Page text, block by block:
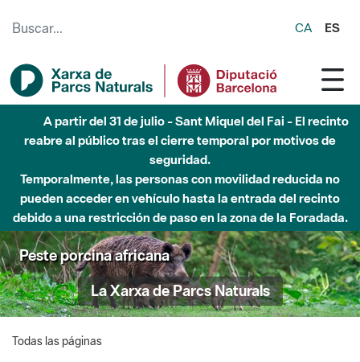
CA ES
A partir del 31 de julio - Sant Miquel del Fai - El recinto
reabre al público tras el cierre temporal por motivos de
seguridad.
Temporalmente, las personas con movilidad reducida no
pueden acceder en vehículo hasta la entrada del recinto
debido a una restricción de paso en la zona de la Foradada.
Peste porcina africana
La Xarxa de Parcs Naturals
Todas las páginas